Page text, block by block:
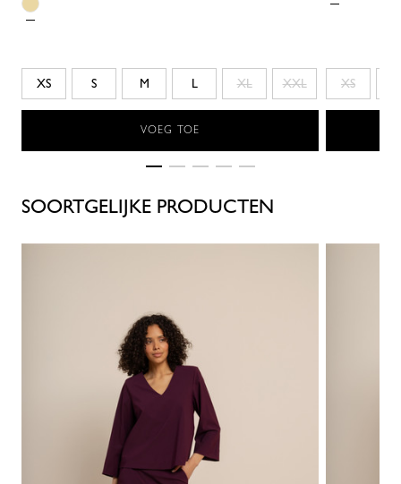
XS S M L XL XXL
VOEG TOE
XS
SOORTGELIJKE PRODUCTEN